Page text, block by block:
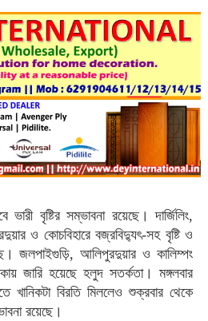
বৃষ্টির সম্ভাবনা রয়েছে। দার্জিলিং,
ও কোচবিহারে বজ্রবিদ্যুৎ-সহ বৃষ্টি ও
জলপাইগুড়ি, আলিপুরদুয়ার ও কালিম্পং
জারি হয়েছে হলুদ সতর্কতা। মঙ্গলবার
খানিকটা বিরতি মিললেও শুক্রবার থেকে
রয়েছে।